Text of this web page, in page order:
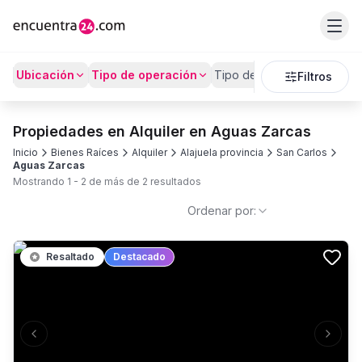
Ubicación Tipo de operación Tipo de Propiedad
Filtros
Propiedades en Alquiler en Aguas Zarcas
Inicio Bienes Raíces Alquiler Alajuela provincia
San Carlos
Aguas Zarcas
Mostrando 1 - 2 de más de 2 resultados
Ordenar por:
Previous slide Next
Resaltado Destacado